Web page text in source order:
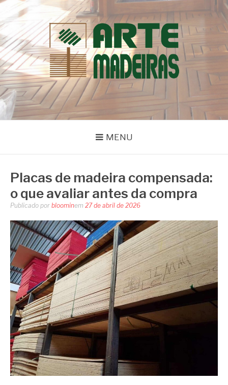
Pular
para
o
conteúdo
BLOG | ARTE
MADEIRAS
Dicas e Novidades sobre Madeiras
MENU
Placas de madeira compensada:
o que avaliar antes da compra
Publicado por bloominem 27 de abril de 2026